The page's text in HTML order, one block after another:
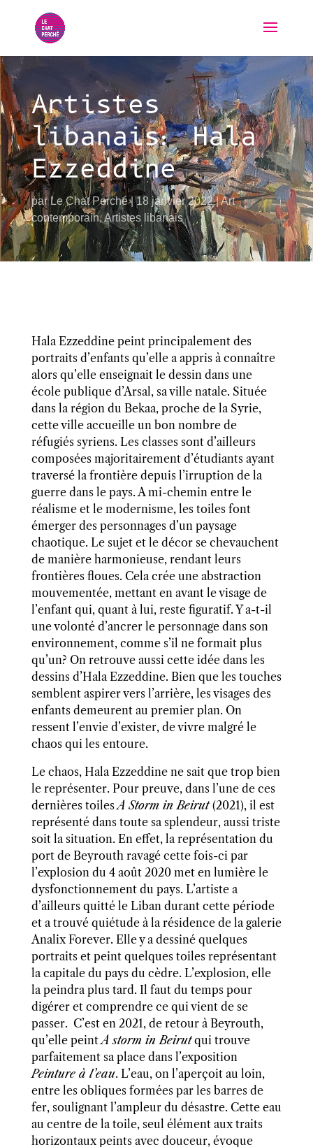
Artistes
libanais: Hala
Ezzeddine
parLe Chat Perché 18 janvier 2022
Art
contemporain,Artistes libanais
Hala Ezzeddine peint principalement des
portraits d’enfants qu’elle a appris à connaître
alors qu’elle enseignait le dessin dans une
école publique d’Arsal, sa ville natale. Située
dans la région du Bekaa, proche de la Syrie,
cette ville accueille un bon nombre de
réfugiés syriens. Les classes sont d’ailleurs
composées majoritairement d’étudiants ayant
traversé la frontière depuis l’irruption de la
guerre dans le pays. A mi-chemin entre le
réalisme et le modernisme, les toiles font
émerger des personnages d’un paysage
chaotique. Le sujet et le décor se chevauchent
de manière harmonieuse, rendant leurs
frontières floues. Cela crée une abstraction
mouvementée, mettant en avant le visage de
l’enfant qui, quant à lui, reste figuratif. Y a-t-il
une volonté d’ancrer le personnage dans son
environnement, comme s’il ne formait plus
qu’un? On retrouve aussi cette idée dans les
dessins d’Hala Ezzeddine.Bien que les touches
semblent aspirer vers l’arrière, les visages des
enfants demeurent au premier plan. On
ressent l’envie d’exister, de vivre malgré le
chaos qui les entoure.
Le chaos, Hala Ezzeddine ne sait que trop bien
le représenter. Pour preuve, dans l’une de ces
dernières toilesA Storm in Beirut (2021), il est
représenté dans toute sa splendeur, aussi triste
soit la situation. En effet, la représentation du
port de Beyrouth ravagé cette fois-ci par
l’explosion du 4 août 2020 met en lumière le
dysfonctionnement du pays. L’artiste a
d’ailleurs quitté le Liban durant cette période
et a trouvé quiétude à la résidence de la galerie
Analix Forever. Elle y a dessiné quelques
portraits et peint quelques toiles représentant
la capitale du pays du cèdre. L’explosion, elle
la peindra plus tard. Il faut du temps pour
digérer et comprendre ce qui vient de se
passer. C’est en 2021, de retour à Beyrouth,
qu’elle peintA storm in Beirutqui trouve
parfaitement sa place dans l’exposition
Peinture à l’eau. L’eau, on l’aperçoit au loin,
entre les obliques formées par les barres de
fer, soulignant l’ampleur du désastre. Cette eau
au centre de la toile, seul élément aux traits
horizontaux peints avec douceur, évoque